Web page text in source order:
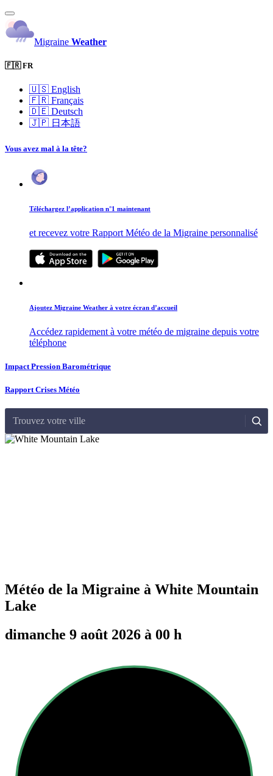
Migraine Weather
🇫🇷 FR
🇺🇸 English
🇫🇷 Français
🇩🇪 Deutsch
🇯🇵 日本語
Vous avez mal à la tête?
Téléchargez l’application n°1 maintenant
et recevez votre Rapport Météo de la Migraine personnalisé
Ajoutez Migraine Weather à votre écran d’accueil
Accédez rapidement à votre météo de migraine depuis votre
téléphone
Impact Pression Barométrique
Rapport Crises Météo
Trouvez votre ville
Météo de la Migraine à White Mountain
Lake
dimanche 9 août 2026 à 00 h